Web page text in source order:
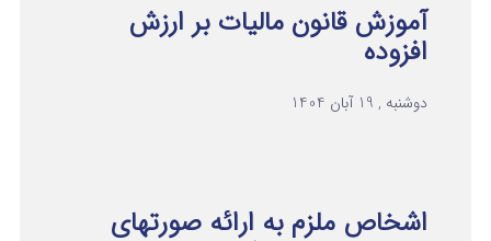
آموزش قانون مالیات بر ارزش
افزوده
دوشنبه , 19 آبان 1404
اشخاص ملزم به ارائه صورتهای